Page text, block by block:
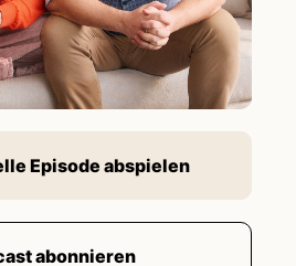
Episode abspielen
abonnieren